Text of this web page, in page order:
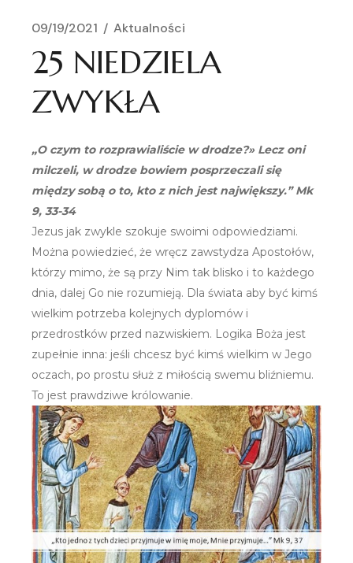
09/19/2021 Aktualności
25 NIEDZIELA
ZWYKŁA
„O czym to rozprawialiście w drodze?» Lecz oni
milczeli, w drodze bowiem posprzeczali się
między sobą o to, kto z nich jest największy.” Mk
9, 33-34
Jezus jak zwykle szokuje swoimi odpowiedziami.
Można powiedzieć, że wręcz zawstydza Apostołów,
którzy mimo, że są przy Nim tak blisko i to każdego
dnia, dalej Go nie rozumieją. Dla świata aby być kimś
wielkim potrzeba kolejnych dyplomów i
przedrostków przed nazwiskiem. Logika Boża jest
zupełnie inna: jeśli chcesz być kimś wielkim w Jego
oczach, po prostu służ z miłością swemu bliźniemu.
To jest prawdziwe królowanie.